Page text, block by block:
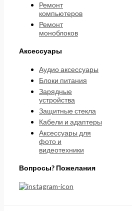
Ремонт
компьютеров
Ремонт
моноблоков
Аксессуары
Аудио аксессуары
Блоки питания
Зарядные
устройства
Защитные стекла
Кабели и адаптеры
Аксессуары для
фото и
видеотехники
Вопросы? Пожелания